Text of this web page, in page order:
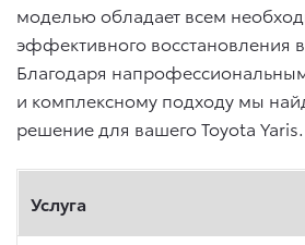
моделью обладает всем
эффективного восстановления
Благодаря
и комплексному подходу мы
решение для вашего Toyota Yaris.
Услуга